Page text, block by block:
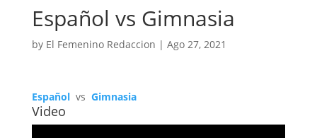
Español vs Gimnasia
by El Femenino Redaccion | Ago 27, 2021
Español vs Gimnasia
Video